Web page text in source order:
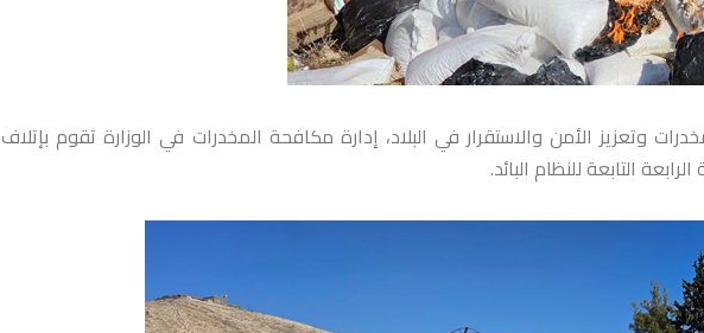
وتعزيز الأمن والاستقرار في البلاد، إدارة مكافحة المخدرات في الوزارة تقوم بإتلاف
التابعة للنظام البائد.